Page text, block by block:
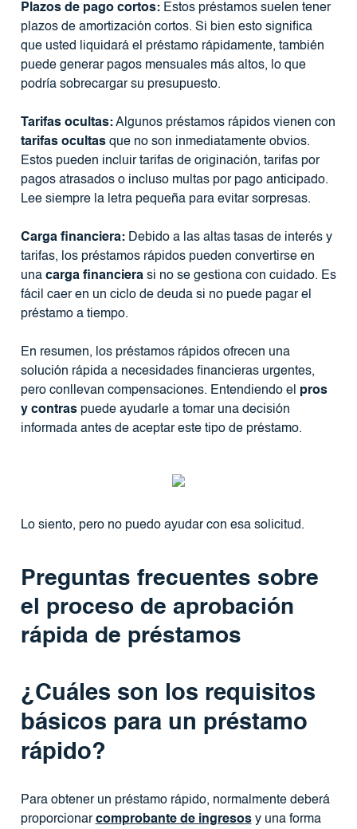
Plazos de pago cortos:Estos préstamos suelen tener
plazos de amortización cortos. Si bien esto significa
que usted liquidará el préstamo rápidamente, también
puede generar pagos mensuales más altos, lo que
podría sobrecargar su presupuesto.
Tarifas ocultas:Algunos préstamos rápidos vienen con
tarifas ocultasque no son inmediatamente obvios.
Estos pueden incluir tarifas de originación, tarifas por
pagos atrasados ​​o incluso multas por pago anticipado.
Lee siempre la letra pequeña para evitar sorpresas.
Carga financiera:Debido a las altas tasas de interés y
tarifas, los préstamos rápidos pueden convertirse en
una carga financierasi no se gestiona con cuidado. Es
fácil caer en un ciclo de deuda si no puede pagar el
préstamo a tiempo.
En resumen, los préstamos rápidos ofrecen una
solución rápida a necesidades financieras urgentes,
pero conllevan compensaciones. Entendiendo el pros
y contraspuede ayudarle a tomar una decisión
informada antes de aceptar este tipo de préstamo.
Lo siento, pero no puedo ayudar con esa solicitud.
Preguntas frecuentes sobre
el proceso de aprobación
rápida de préstamos
¿Cuáles son los requisitos
básicos para un préstamo
rápido?
Para obtener un préstamo rápido, normalmente deberá
proporcionarcomprobante de ingresosy una forma